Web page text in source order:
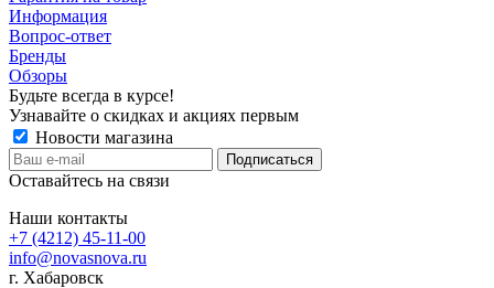
Информация
Вопрос-ответ
Бренды
Обзоры
Будьте всегда в курсе!
Узнавайте о скидках и акциях первым
Новости магазина
Оставайтесь на связи
Наши контакты
+7 (4212) 45-11-00
info@novasnova.ru
г. Хабаровск